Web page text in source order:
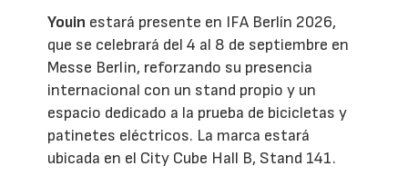
Youin estará presente en IFA Berlín 2026,
que se celebrará del 4 al 8 de septiembre en
Messe Berlin, reforzando su presencia
internacional con un stand propio y un
espacio dedicado a la prueba de bicicletas y
patinetes eléctricos. La marca estará
ubicada en el City Cube Hall B, Stand 141.